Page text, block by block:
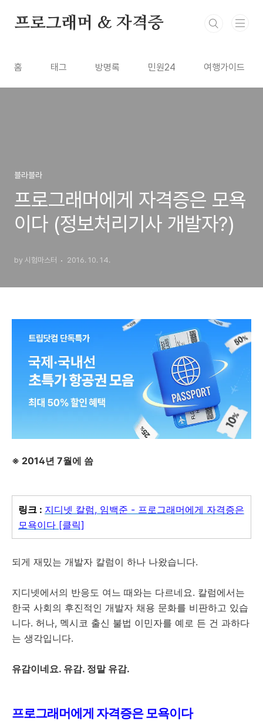
프로그래머 & 자격증
홈 태그 방명록 민원24 여행가이드
블라블라
프로그래머에게 자격증은 모욕
이다 (정보처리기사 개발자?)
by 시험마스터 2016. 10. 14.
※ 2014년 7월에 씀
링크 : 지디넷 칼럼, 임백준 - 프로그래머에게 자격증은
모욕이다 [클릭]
되게 재밌는 개발자 칼럼이 하나 나왔습니다.
지디넷에서의 반응도 여느 때와는 다르네요. 칼럼에서는
한국 사회의 후진적인 개발자 채용 문화를 비판하고 있습
니다. 허나, 멕시코 출신 불법 이민자를 예로 든 건 과하다
는 생각입니다.
유감이네요. 유감. 정말 유감.
프로그래머에게 자격증은 모욕이다